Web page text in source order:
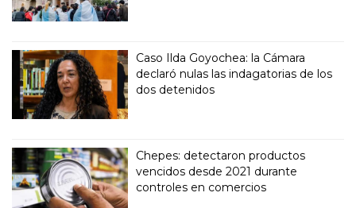
Caso Ilda Goyochea: la Cámara
declaró nulas las indagatorias de los
dos detenidos
Chepes: detectaron productos
vencidos desde 2021 durante
controles en comercios